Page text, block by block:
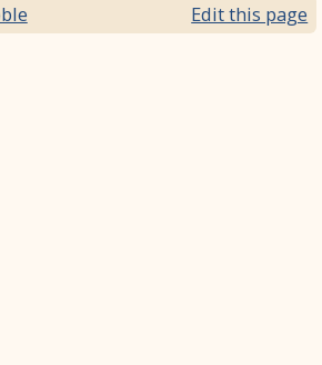
Edit this page